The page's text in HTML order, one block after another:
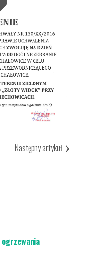
ogrzewania
Następny artykuł